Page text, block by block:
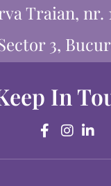
Traian, nr.
3,
In